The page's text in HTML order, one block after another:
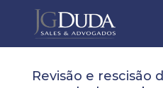
Revisão e rescisão